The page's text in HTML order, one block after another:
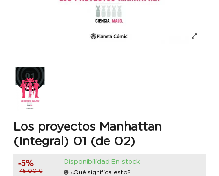
Los proyectos Manhattan
(Integral) 01 (de 02)
-5%
45,00 €
Disponibilidad:En stock
¿Qué significa esto?